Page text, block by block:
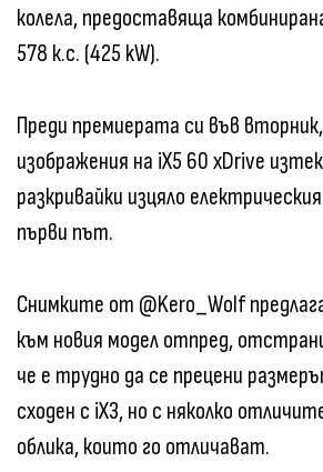
колела, предоставяща
578 к.с. (425 kW).
Преди премиерата си във
изображения на iX5 60 xDrive
разкривайки изцяло
първи път.
Снимките от @Kero_Wolf
към новия модел отпред,
че е трудно да се прецени
сходен с iX3, но с няколко
облика, които го отличават.